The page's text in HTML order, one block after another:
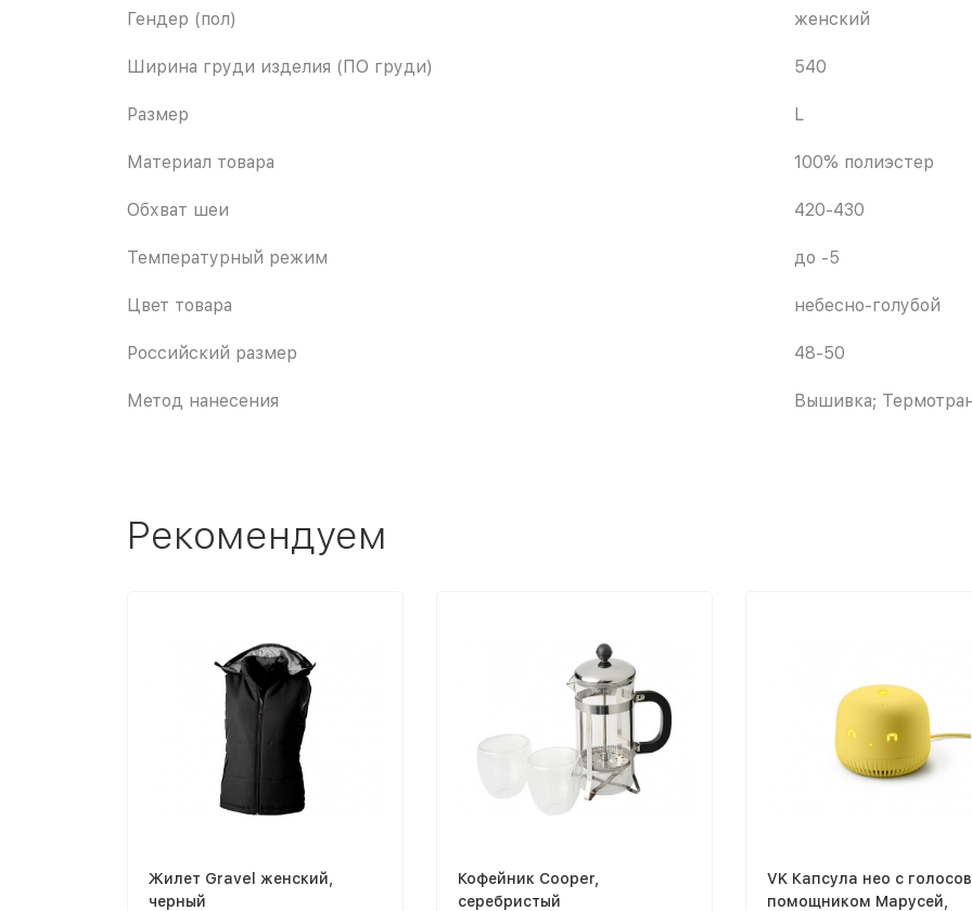
Гендер (пол) женский
Ширина груди изделия (ПО груди) 540
Размер L
Материал товара 100% полиэстер
Обхват шеи 420-430
Температурный режим до -5
Цвет товара небесно-голубой
Российский размер 48-50
Метод нанесения Вышивка;
Рекомендуем
Жилет Gravel женский,
черный
Кофейник Cooper,
серебристый
VK Капсула нео с
помощником Марусей,